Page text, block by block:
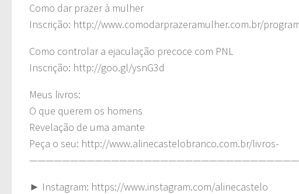
Como dar prazer à mulher
Inscrição: http://www.comodarprazeramulher.com.br/
Como controlar a ejaculação precoce com PNL
Inscrição: http://goo.gl/ysnG3d
Meus livros:
O que querem os homens
Revelação de uma amante
Peça o seu: http://www.alinecastelobranco.com.br/livros-
—————————————————————————————————
► Instagram: https://www.instagram.com/alinecastelo